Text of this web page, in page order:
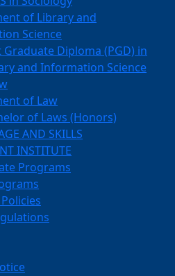
of Library and
Science
Graduate Diploma (PGD) in
and Information Science
of Law
of Laws (Honors)
AND SKILLS
INSTITUTE
Programs